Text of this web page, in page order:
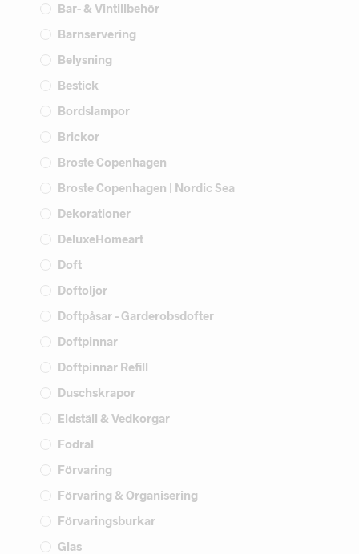
Bar- & Vintillbehör
Barnservering
Belysning
Bestick
Bordslampor
Brickor
Broste Copenhagen
Broste Copenhagen | Nordic Sea
Dekorationer
DeluxeHomeart
Doft
Doftoljor
Doftpåsar - Garderobsdofter
Doftpinnar
Doftpinnar Refill
Duschskrapor
Eldställ & Vedkorgar
Fodral
Förvaring
Förvaring & Organisering
Förvaringsburkar
Glas